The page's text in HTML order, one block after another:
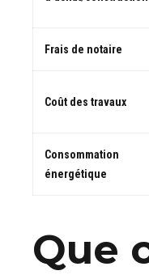
Frais de notaire
Coût des travaux
Consommation
énergétique
Que